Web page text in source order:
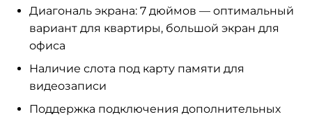
Диагональ экрана: 7 дюймов — оптимальный
вариант для квартиры, большой экран для
офиса
Наличие слота под карту памяти для
видеозаписи
Поддержка подключения дополнительных